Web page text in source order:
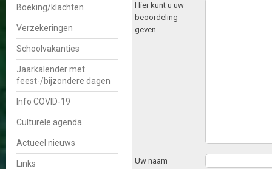
Boeking/klachten
Verzekeringen
Schoolvakanties
Jaarkalender met
feest-/bijzondere dagen
Info COVID-19
Culturele agenda
Actueel nieuws
Links
Hier kunt u uw
beoordeling
geven
Uw naam